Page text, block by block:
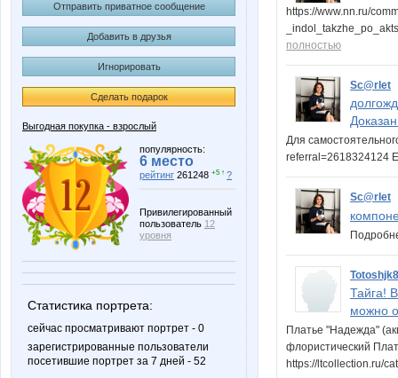
Отправить приватное сообщение
Добавить в друзья
Игнорировать
Сделать подарок
Выгодная покупка - взрослый
популярность:
6 место
рейтинг 261248 +5 ↑ ?
Привилегированный
пользователь 12
уровня
Статистика портрета:
сейчас просматривают портрет - 0
зарегистрированные пользователи
посетившие портрет за 7 дней - 52
https://www.nn.ru/
полностью
Sc@rlet
Для
referral=2618324124
Sc@rlet
Тайга!
можно
Платье "Надежда"
флористический
https://ltcollection.ru/